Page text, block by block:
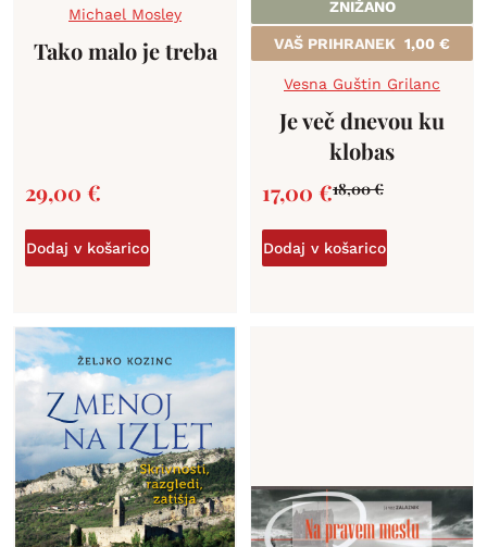
Michael Mosley
Tako malo je treba
29,00 €
Dodaj v košarico
ZNIŽANO
VAŠ PRIHRANEK 1,00 €
Vesna Guštin Grilanc
Je več dnevou ku
klobas
18,00€
17,00 €
Dodaj v košarico